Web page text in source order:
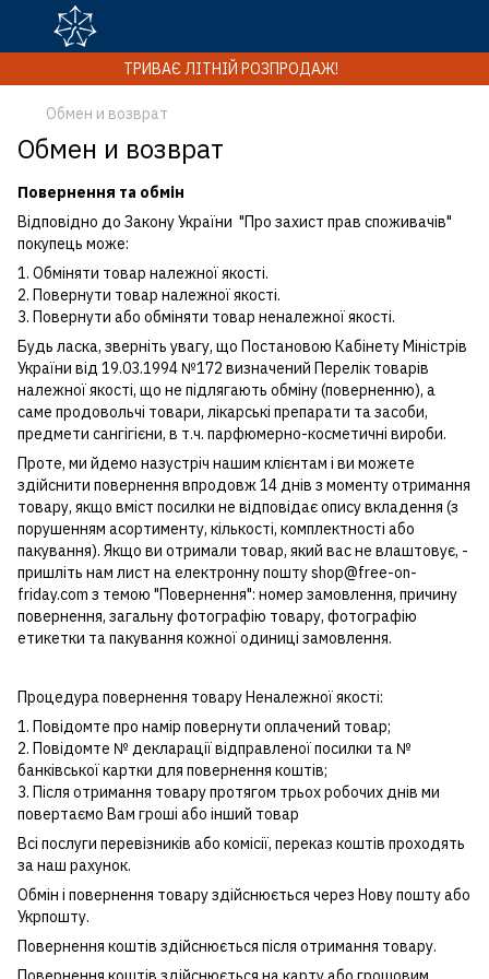
ТРИВАЄ ЛІТНІЙ РОЗПРОДАЖ!
Обмен и возврат
Обмен и возврат
Повернення та обмін
Відповідно до Закону України "Про захист прав споживачів"
покупець може:
1. Обміняти товар належної якості.
2. Повернути товар належної якості.
3. Повернути або обміняти товар неналежної якості.
Будь ласка, зверніть увагу, що Постановою Кабінету Міністрів
України від 19.03.1994 №172 визначений Перелік товарів
належної якості, що не підлягають обміну (поверненню), а
саме продовольчі товари, лікарські препарати та засоби,
предмети сангігієни, в т.ч. парфюмерно-косметичні вироби.
Проте, ми йдемо назустріч нашим клієнтам і ви можете
здійснити повернення впродовж 14 днів з моменту отримання
товару, якщо вміст посилки не відповідає опису вкладення (з
порушенням асортименту, кількості, комплектності або
пакування). Якщо ви отримали товар, який вас не влаштовує, -
пришліть нам лист на електронну пошту shop@free-on-
friday.com з темою "Повернення": номер замовлення, причину
повернення, загальну фотографію товару, фотографію
етикетки та пакування кожної одиниці замовлення.
Процедура повернення товару Неналежної якості:
1. Повідомте про намір повернути оплачений товар;
2. Повідомте № декларації відправленої посилки та №
банківської картки для повернення коштів;
3. Після отримання товару протягом трьох робочих днів ми
повертаємо Вам гроші або інший товар
Всі послуги перевізників або комісії, переказ коштів проходять
за наш рахунок.
Обмін і повернення товару здійснюється через Нову пошту або
Укрпошту.
Повернення коштів здійснюється після отримання товару.